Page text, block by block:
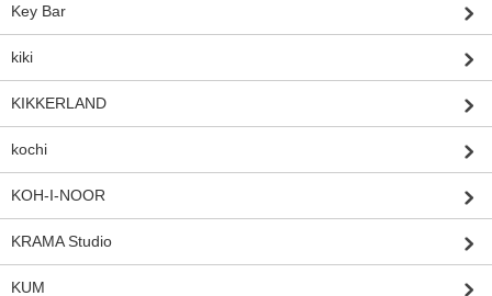
Key Bar
kiki
KIKKERLAND
kochi
KOH-I-NOOR
KRAMA Studio
KUM